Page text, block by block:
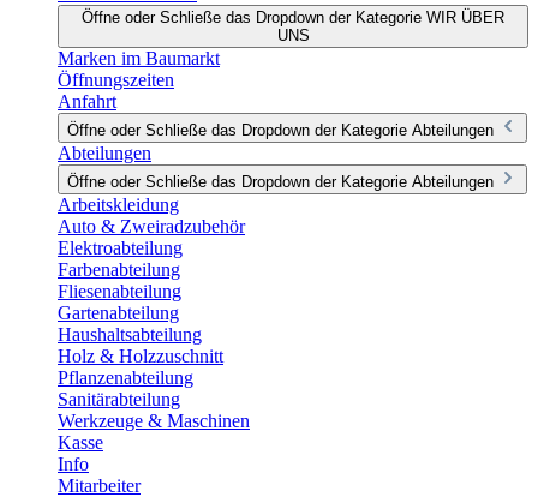
Öffne oder Schließe das Dropdown der Kategorie WIR ÜBER
UNS
Marken im Baumarkt
Öffnungszeiten
Anfahrt
Öffne oder Schließe das Dropdown der Kategorie Abteilungen
Abteilungen
Öffne oder Schließe das Dropdown der Kategorie Abteilungen
Arbeitskleidung
Auto & Zweiradzubehör
Elektroabteilung
Farbenabteilung
Fliesenabteilung
Gartenabteilung
Haushaltsabteilung
Holz & Holzzuschnitt
Pflanzenabteilung
Sanitärabteilung
Werkzeuge & Maschinen
Kasse
Info
Mitarbeiter